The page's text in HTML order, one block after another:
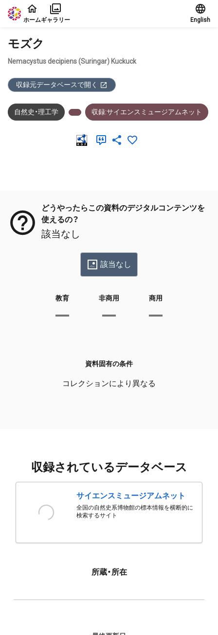
本文に飛ぶ
ホームギャラリー English
モズク
Nemacystus decipiens (Suringar) Kuckuck
収録元データベースで開く
自然史・理工学 収録:サイエンスミュージアムネット
どうやったらこの資料のデジタルコンテンツを
使えるの？
該当なし
該当なし
教育 非商用 商用
資料固有の条件
コレクションにより異なる
収録されているデータベース
サイエンスミュージアムネット
全国の自然史系博物館の標本情報を横断的に
検索するサイト
所蔵・所在